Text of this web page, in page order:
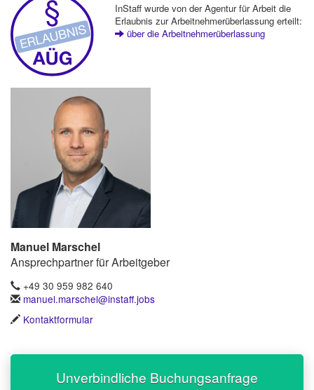
InStaff wurde von der Agentur für Arbeit die
Erlaubnis zur Arbeitnehmerüberlassung erteilt:
über die Arbeitnehmerüberlassung
Manuel Marschel
Ansprechpartner für Arbeitgeber
+49 30 959 982 640
manuel.marschel@instaff.jobs
Kontaktformular
Unverbindliche Buchungsanfrage